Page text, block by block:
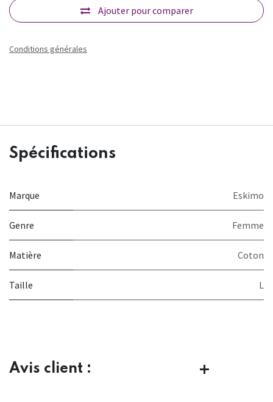
Ajouter pour comparer
Conditions générales
Spécifications
Marque Eskimo
Genre Femme
Matière Coton
Taille L
Avis client :